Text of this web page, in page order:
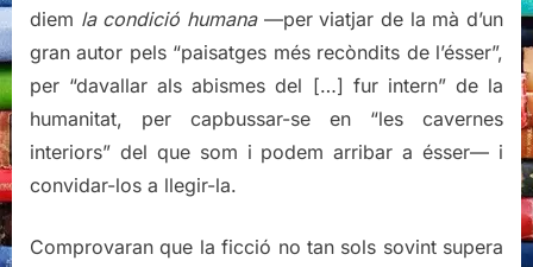
diem la condició humana—per viatjar de la mà d’un
gran autor pels “paisatges més recòndits de l’ésser”,
per “davallar als abismes del […] fur intern” de la
humanitat, per capbussar-se en “les cavernes
interiors” del que som i podem arribar a ésser— i
convidar-los a llegir-la.
Comprovaran que la ficció no tan sols sovint supera